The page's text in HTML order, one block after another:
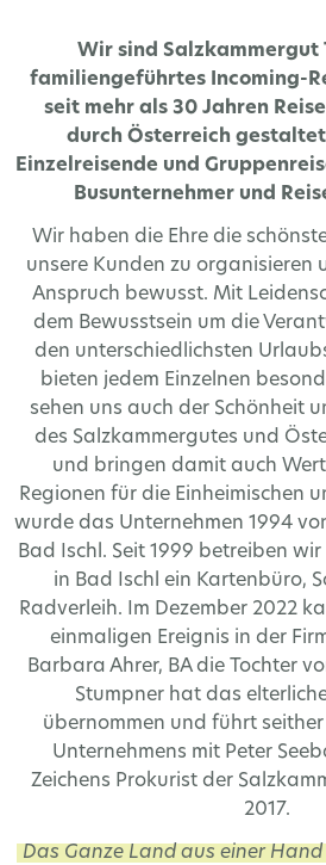
Wir sind Salzkammergut
familiengeführtes Incoming-
seit mehr als 30 Jahren
durch Österreich
Einzelreisende und
Busunternehmer und
Wir haben die Ehre die
unsere Kunden zu organisieren
Anspruch bewusst. Mit
dem Bewusstsein um die
den unterschiedlichsten
bieten jedem Einzelnen
sehen uns auch der Schönheit
des Salzkammergutes und
und bringen damit auch
Regionen für die Einheimischen
wurde das Unternehmen 1994
Bad Ischl. Seit 1999 betreiben
in Bad Ischl ein Kartenbüro,
Radverleih. Im Dezember 2022
einmaligen Ereignis in der
Barbara Ahrer, BA die Tochter
Stumpner hat das
übernommen und führt seither
Unternehmens mit Peter
Zeichens Prokurist der
2017.
Das Ganze Land aus einer